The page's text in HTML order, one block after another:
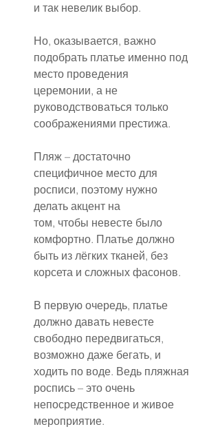
и так невелик выбор.
Но, оказывается, важно
подобрать платье именно под
место проведения
церемонии, а не
руководствоваться только
соображениями престижа.
Пляж – достаточно
специфичное место для
росписи, поэтому нужно
делать акцент на
том, чтобы невесте было
комфортно. Платье должно
быть из лёгких тканей, без
корсета и сложных фасонов.
В первую очередь, платье
должно давать невесте
свободно передвигаться,
возможно даже бегать, и
ходить по воде. Ведь пляжная
роспись – это очень
непосредственное и живое
мероприятие.